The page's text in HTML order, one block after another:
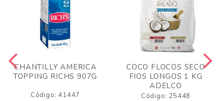
CHANTILLY AMERICA
TOPPING RICHS 907G
Código: 41447
COCO FLOCOS SECO
FIOS LONGOS 1 KG
ADELCO
Código: 25448